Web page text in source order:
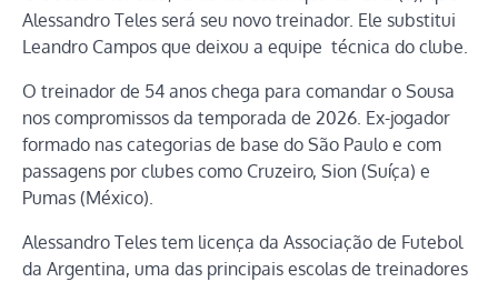
Alessandro Teles será seu novo treinador. Ele substitui
Leandro Campos que deixou a equipe técnica do clube.
O treinador de 54 anos chega para comandar o Sousa
nos compromissos da temporada de 2026. Ex-jogador
formado nas categorias de base do São Paulo e com
passagens por clubes como Cruzeiro, Sion (Suíça) e
Pumas (México).
Alessandro Teles tem licença da Associação de Futebol
da Argentina, uma das principais escolas de treinadores